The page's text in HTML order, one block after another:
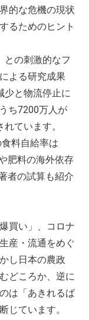
的な危機の現状
るためのヒント
の刺激的なフ
よる研究成果
少と物流停止に
ち7200万人が
ています。
料自給率は
肥料の海外依存
者の試算も紹介
買い」、コロナ
産・流通をめぐ
し日本の農政
どころか、逆に
は「あきれるば
じています。